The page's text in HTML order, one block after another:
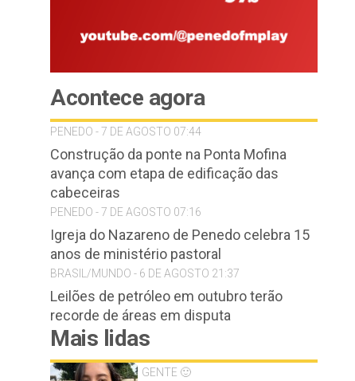
Acontece agora
PENEDO - 7 DE AGOSTO 07:44
Construção da ponte na Ponta Mofina
avança com etapa de edificação das
cabeceiras
PENEDO - 7 DE AGOSTO 07:16
Igreja do Nazareno de Penedo celebra 15
anos de ministério pastoral
BRASIL/MUNDO - 6 DE AGOSTO 21:37
Leilões de petróleo em outubro terão
recorde de áreas em disputa
Mais lidas
GENTE 🙂